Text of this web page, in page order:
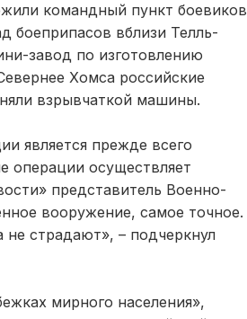
командный пункт боевиков
боеприпасов вблизи Телль-
завод по изготовлению
Хомса российские
взрывчаткой машины.
является прежде всего
операции осуществляет
представитель Военно-
вооружение, самое точное.
страдают», – подчеркнул
мирного населения»,